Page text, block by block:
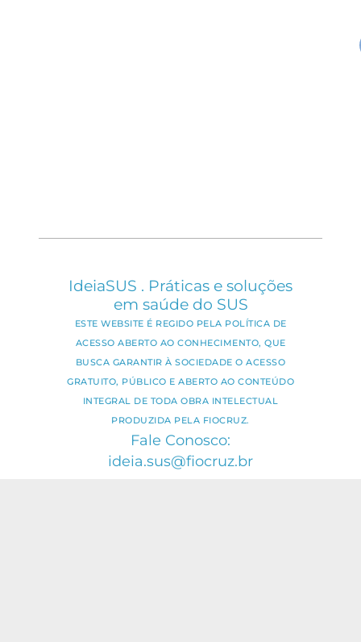
IdeiaSUS . Práticas e soluções
em saúde do SUS
ESTE WEBSITE É REGIDO PELA POLÍTICA DE
ACESSO ABERTO AO CONHECIMENTO, QUE
BUSCA GARANTIR À SOCIEDADE O ACESSO
GRATUITO, PÚBLICO E ABERTO AO CONTEÚDO
INTEGRAL DE TODA OBRA INTELECTUAL
PRODUZIDA PELA FIOCRUZ.
Fale Conosco:
ideia.sus@fiocruz.br